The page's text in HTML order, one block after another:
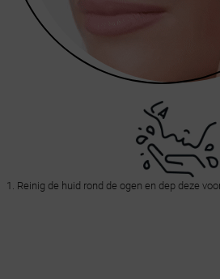
1. Reinig de huid rond de ogen en dep deze